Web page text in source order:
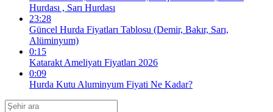
Hurdası , Sarı Hurdası
23:28
Güncel Hurda Fiyatları Tablosu (Demir, Bakır, Sarı,
Alüminyum)
0:15
Katarakt Ameliyatı Fiyatları 2026
0:09
Hurda Kutu Aluminyum Fiyati Ne Kadar?